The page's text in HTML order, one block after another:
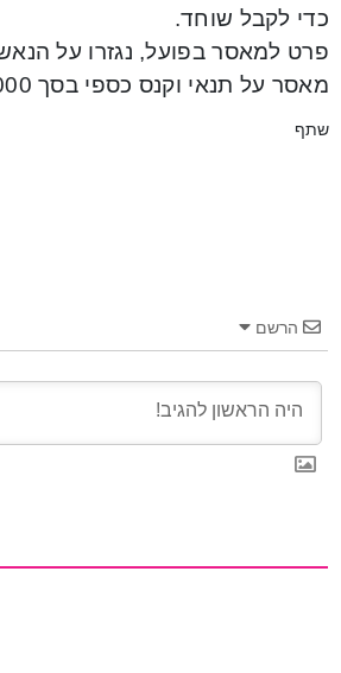
כדי לקבל שוחד.
מאסר על תנאי וקנס כספי בסך 20,000 שקלים.
שתף
הרשם